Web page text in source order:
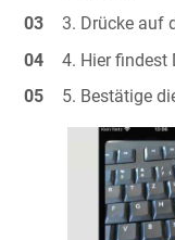
Drücke auf
Hier findest
Bestätige